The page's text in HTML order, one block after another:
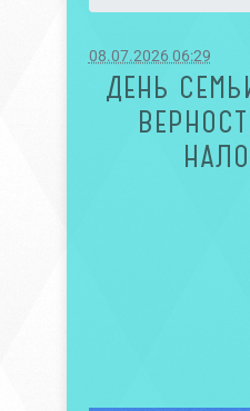
08.07.2026 06:29
ДЕНЬ